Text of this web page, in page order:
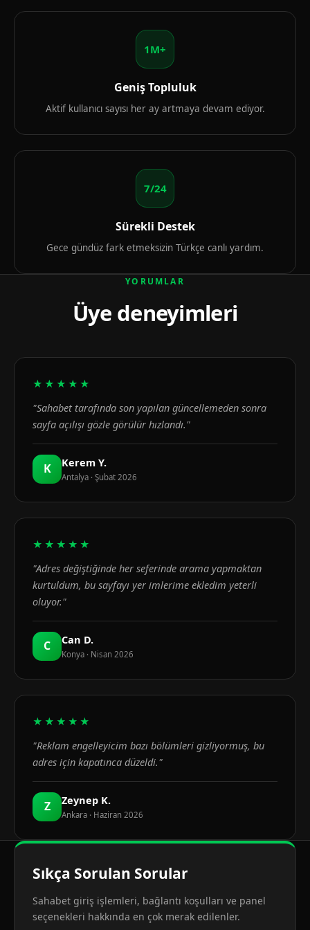
1M+
Geniş Topluluk
Aktif kullanıcı sayısı her ay artmaya devam ediyor.
7/24
Sürekli Destek
Gece gündüz fark etmeksizin Türkçe canlı yardım.
YORUMLAR
Üye deneyimleri
★★★★★
"Sahabet tarafında son yapılan güncellemeden sonra
sayfa açılışı gözle görülür hızlandı."
K Kerem Y.
Antalya · Şubat 2026
★★★★★
"Adres değiştiğinde her seferinde arama yapmaktan
kurtuldum, bu sayfayı yer imlerime ekledim yeterli
oluyor."
C Can D.
Konya · Nisan 2026
★★★★★
"Reklam engelleyicim bazı bölümleri gizliyormuş, bu
adres için kapatınca düzeldi."
Z Zeynep K.
Ankara · Haziran 2026
Sıkça Sorulan Sorular
Sahabet giriş işlemleri, bağlantı koşulları ve panel
seçenekleri hakkında en çok merak edilenler.